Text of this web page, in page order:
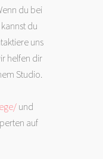
du bei
du
uns
helfen dir
Studio.
und
auf